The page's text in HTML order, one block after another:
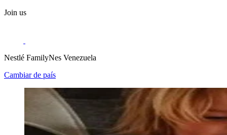
Join us
Nestlé FamilyNes Venezuela
Cambiar de país